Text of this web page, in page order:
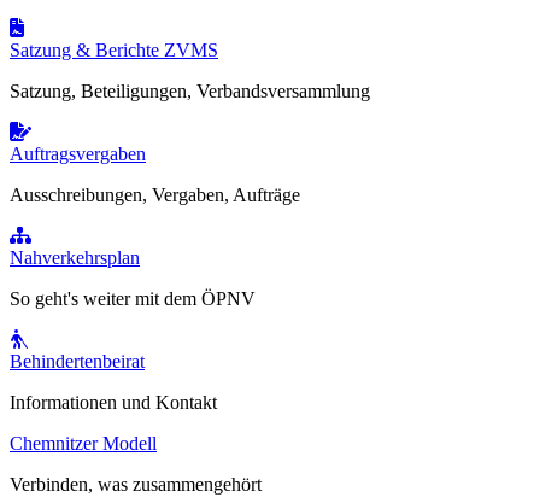
Satzung & Berichte ZVMS
Satzung, Beteiligungen, Verbandsversammlung
Auftragsvergaben
Ausschreibungen, Vergaben, Aufträge
Nahverkehrsplan
So geht's weiter mit dem ÖPNV
Behindertenbeirat
Informationen und Kontakt
Chemnitzer Modell
Verbinden, was zusammengehört